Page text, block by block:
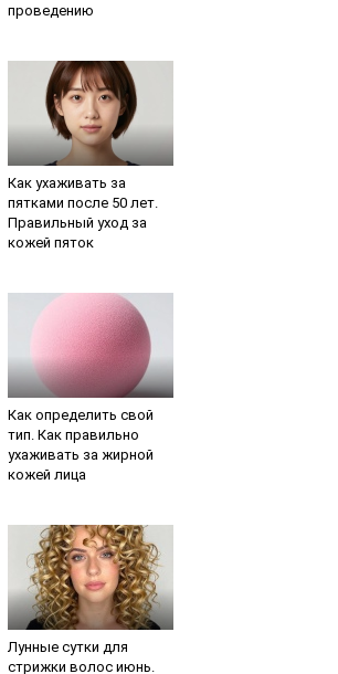
проведению
Как ухаживать за
пятками после 50 лет.
Правильный уход за
кожей пяток
Как определить свой
тип. Как правильно
ухаживать за жирной
кожей лица
Лунные сутки для
стрижки волос июнь.